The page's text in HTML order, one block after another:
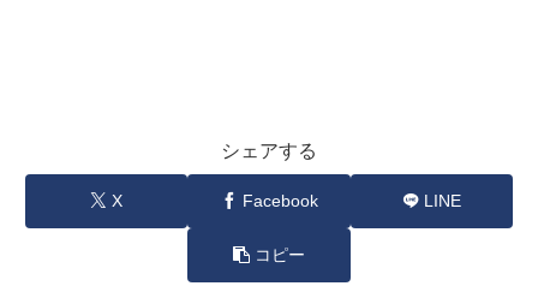
シェアする
X Facebook LINE
コピー